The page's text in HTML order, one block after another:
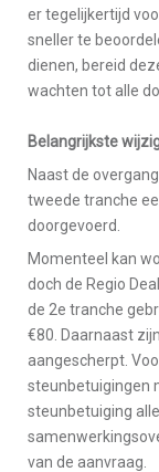
er tegelijkertijd
sneller te
dienen, bereid
wachten tot alle
Belangrijkste
Naast de
tweede tranche
doorgevoerd.
Momenteel kan
doch de Regio
de 2e tranche
€80. Daarnaast
aangescherpt.
steunbetuigingen
steunbetuiging
van de aanvraag.